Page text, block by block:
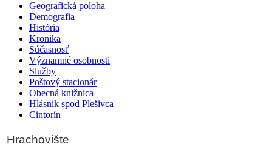
Geografická poloha
Demografia
História
Kronika
Súčasnosť
Významné osobnosti
Služby
Poštový stacionár
Obecná knižnica
Hlásnik spod Plešivca
Cintorín